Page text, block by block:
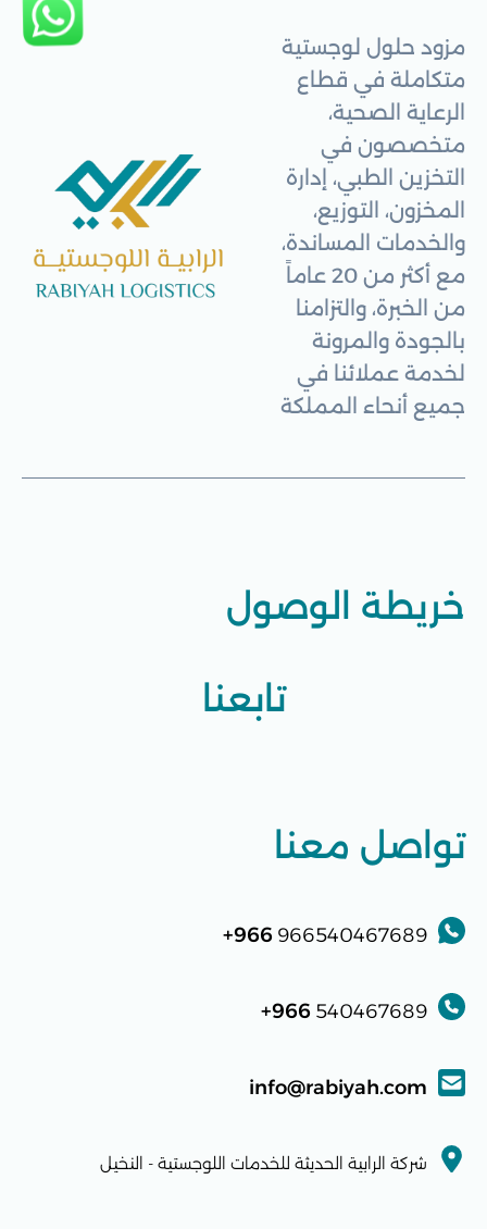
مزود حلول لوجستية
متكاملة في قطاع
الرعاية الصحية،
متخصصون في
التخزين الطبي، إدارة
المخزون، التوزيع،
والخدمات المساندة،
مع أكثر من 20 عاماً
من الخبرة، والتزامنا
بالجودة والمرونة
لخدمة عملائنا في
جميع أنحاء المملكة
تواصل معنا
966540467689
966+
540467689
966+
info@rabiyah.com
شركة الرابية الحديثة للخدمات اللوجستية - النخيل
تابعنا
خريطة الوصول